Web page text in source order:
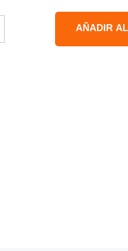
AÑADIR